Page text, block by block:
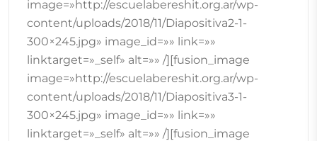
image=»http://escuelabereshit.org.ar/wp-
content/uploads/2018/11/Diapositiva2-1-
300×245.jpg» image_id=»» link=»»
linktarget=»_self» alt=»» /][fusion_image
image=»http://escuelabereshit.org.ar/wp-
content/uploads/2018/11/Diapositiva3-1-
300×245.jpg» image_id=»» link=»»
linktarget=»_self» alt=»» /][fusion_image